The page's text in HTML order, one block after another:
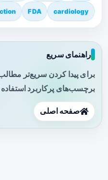
cardiology
FDA
راهنمای سریع
برای پیدا کردن سریع‌تر
برچسب‌های پرکاربرد استفاده
صفحه اصلی